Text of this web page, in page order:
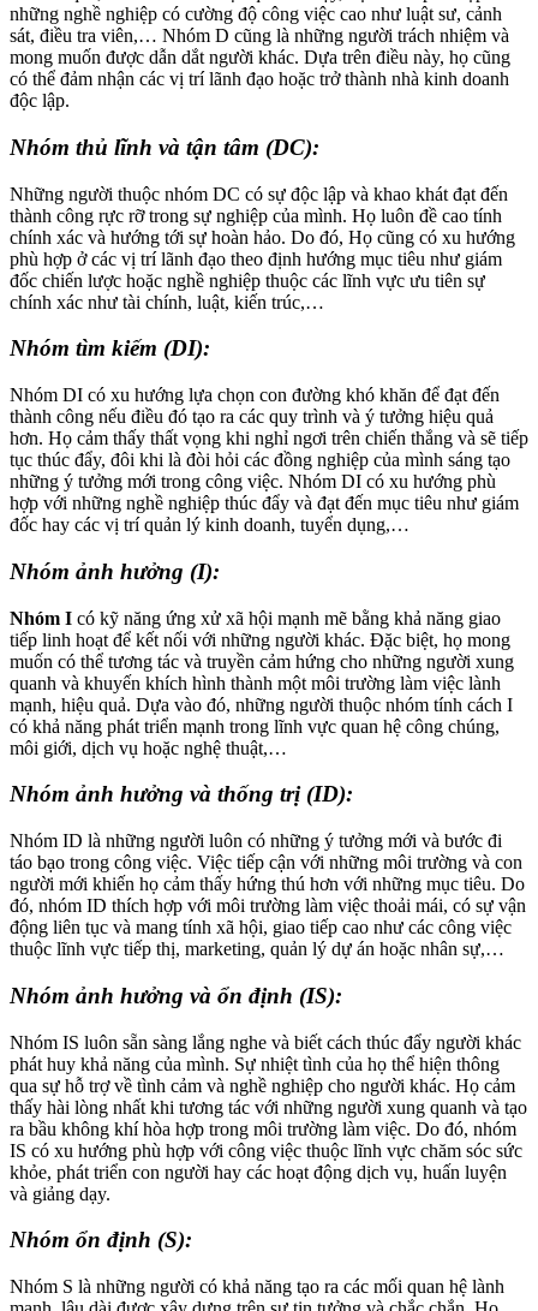
những nghề nghiệp có cường độ công việc cao như luật sư, cảnh
sát, điều tra viên,… Nhóm D cũng là những người trách nhiệm và
mong muốn được dẫn dắt người khác. Dựa trên điều này, họ cũng
có thể đảm nhận các vị trí lãnh đạo hoặc trở thành nhà kinh doanh
độc lập.
Nhóm thủ lĩnh và tận tâm (DC):
Những người thuộc nhóm DC có sự độc lập và khao khát đạt đến
thành công rực rỡ trong sự nghiệp của mình. Họ luôn đề cao tính
chính xác và hướng tới sự hoàn hảo. Do đó, Họ cũng có xu hướng
phù hợp ở các vị trí lãnh đạo theo định hướng mục tiêu như giám
đốc chiến lược hoặc nghề nghiệp thuộc các lĩnh vực ưu tiên sự
chính xác như tài chính, luật, kiến trúc,…
Nhóm tìm kiếm (DI):
Nhóm DI có xu hướng lựa chọn con đường khó khăn để đạt đến
thành công nếu điều đó tạo ra các quy trình và ý tưởng hiệu quả
hơn. Họ cảm thấy thất vọng khi nghỉ ngơi trên chiến thắng và sẽ tiếp
tục thúc đẩy, đôi khi là đòi hỏi các đồng nghiệp của mình sáng tạo
những ý tưởng mới trong công việc. Nhóm DI có xu hướng phù
hợp với những nghề nghiệp thúc đẩy và đạt đến mục tiêu như giám
đốc hay các vị trí quản lý kinh doanh, tuyển dụng,…
Nhóm ảnh hưởng (I):
Nhóm I có kỹ năng ứng xử xã hội mạnh mẽ bằng khả năng giao
tiếp linh hoạt để kết nối với những người khác. Đặc biệt, họ mong
muốn có thể tương tác và truyền cảm hứng cho những người xung
quanh và khuyến khích hình thành một môi trường làm việc lành
mạnh, hiệu quả. Dựa vào đó, những người thuộc nhóm tính cách I
có khả năng phát triển mạnh trong lĩnh vực quan hệ công chúng,
môi giới, dịch vụ hoặc nghệ thuật,…
Nhóm ảnh hưởng và thống trị (ID):
Nhóm ID là những người luôn có những ý tưởng mới và bước đi
táo bạo trong công việc. Việc tiếp cận với những môi trường và con
người mới khiến họ cảm thấy hứng thú hơn với những mục tiêu. Do
đó, nhóm ID thích hợp với môi trường làm việc thoải mái, có sự vận
động liên tục và mang tính xã hội, giao tiếp cao như các công việc
thuộc lĩnh vực tiếp thị, marketing, quản lý dự án hoặc nhân sự,…
Nhóm ảnh hưởng và ổn định (IS):
Nhóm IS luôn sẵn sàng lắng nghe và biết cách thúc đẩy người khác
phát huy khả năng của mình. Sự nhiệt tình của họ thể hiện thông
qua sự hỗ trợ về tình cảm và nghề nghiệp cho người khác. Họ cảm
thấy hài lòng nhất khi tương tác với những người xung quanh và tạo
ra bầu không khí hòa hợp trong môi trường làm việc. Do đó, nhóm
IS có xu hướng phù hợp với công việc thuộc lĩnh vực chăm sóc sức
khỏe, phát triển con người hay các hoạt động dịch vụ, huấn luyện
và giảng dạy.
Nhóm ổn định (S):
Nhóm S là những người có khả năng tạo ra các mối quan hệ lành